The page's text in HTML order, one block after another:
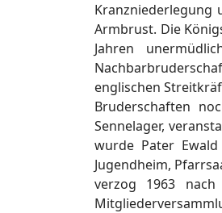
Kranzniederlegung
Armbrust. Die
Jahren
englischen
Bruderschaften
Sennelager,
wurde Pater
Jugendheim,
verzog 1963